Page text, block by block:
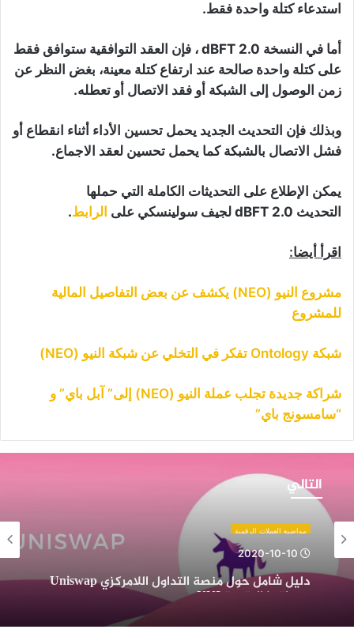
استدعاء كتلة واحدة فقط.
أما في النسخة dBFT 2.0 ، فإن العقد التوافقية ستوافق فقط
على كتلة واحدة صالحة عند ارتفاع كتلة معينة، بغض النظر عن
زمن الوصول إلى الشبكة أو فقد الاتصال أو تعطله.
وبذلك فإن التحديث الجديد يحمل تحسين الأداء أثناء انقطاع أو
فشل الاتصال بالشبكة كما يحمل تحسين لعقد الاجماع.
يمكن الإطلاع على التحديثات الكاملة التي حملها
التحديث dBFT 2.0 لجيف سولينسكي على الرابط.
اقرأ أيضا:
مشروع النيو (NEO) يكشف عن بعض التفاصيل المالية
للمشروع
شبكة Ontology تفكر في التخلي عن شبكة النيو (NEO)
شراكة جديدة تجلب عملة النيو (NEO) إلى” آبل باي” و
“سامسونج باي”
التالي
التداول
اللامركزي
Uniswap
وعملتها
مواضيع العملات الرقمية
2020-10-10
وعملتها الرقمية UNI